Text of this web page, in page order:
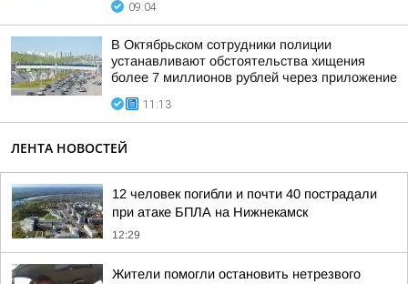
09:04
В Октябрьском сотрудники полиции
устанавливают обстоятельства хищения
более 7 миллионов рублей через приложение
11:13
ЛЕНТА НОВОСТЕЙ
12 человек погибли и почти 40 пострадали
при атаке БПЛА на Нижнекамск
12:29
Жители помогли остановить нетрезвого